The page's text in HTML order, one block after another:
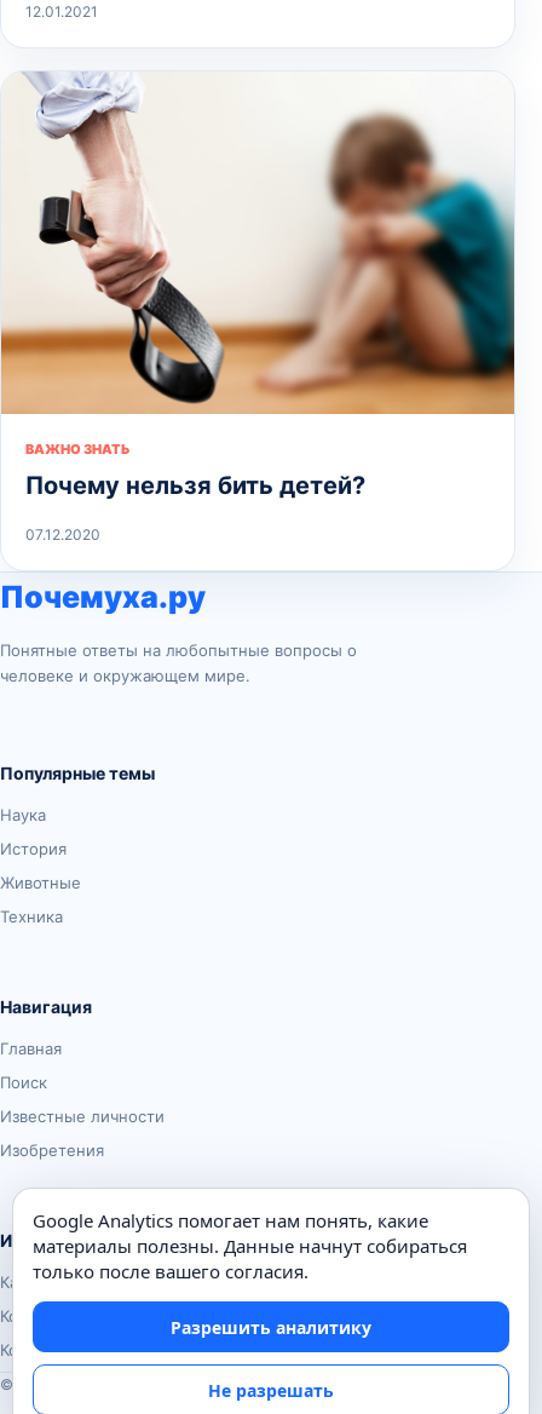
12.01.2021
ВАЖНО ЗНАТЬ
Почему нельзя бить детей?
07.12.2020
Почемуха.ру
Понятные ответы на любопытные вопросы о
человеке и окружающем мире.
Популярные темы
Наука
История
Животные
Техника
Навигация
Главная
Поиск
Известные личности
Изобретения
Информация
Карта сайта
Контакты
Конфиденциальность
© Почемуха.ру, 2010–2026
Google Analytics помогает нам понять, какие
материалы полезны. Данные начнут собираться
только после вашего согласия.
Разрешить аналитику
Не разрешать